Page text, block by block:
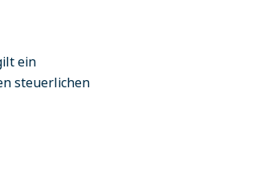
ein
steuerlichen